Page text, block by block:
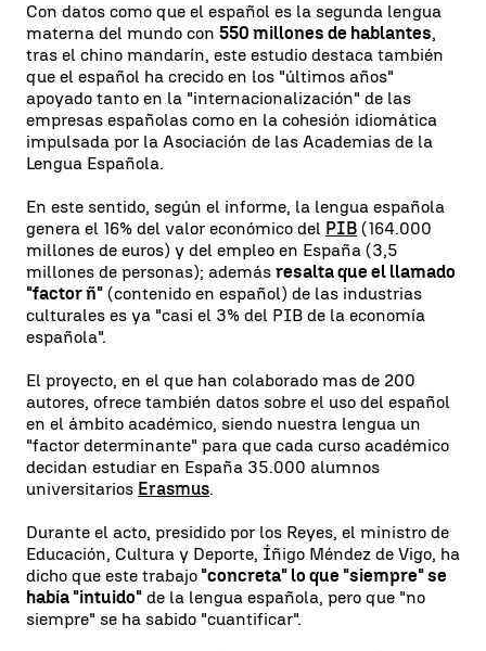
Con datos como que el español es la segunda lengua
materna del mundo con 550 millones de hablantes,
tras el chino mandarín, este estudio destaca también
que el español ha crecido en los "últimos años"
apoyado tanto en la "internacionalización" de las
empresas españolas como en la cohesión idiomática
impulsada por la Asociación de las Academias de la
Lengua Española.
En este sentido, según el informe, la lengua española
genera el 16% del valor económico del PIB (164.000
millones de euros) y del empleo en España (3,5
millones de personas); además resalta que el llamado
"factor ñ" (contenido en español) de las industrias
culturales es ya "casi el 3% del PIB de la economía
española".
El proyecto, en el que han colaborado mas de 200
autores, ofrece también datos sobre el uso del español
en el ámbito académico, siendo nuestra lengua un
"factor determinante" para que cada curso académico
decidan estudiar en España 35.000 alumnos
universitarios Erasmus.
Durante el acto, presidido por los Reyes, el ministro de
Educación, Cultura y Deporte, Íñigo Méndez de Vigo, ha
dicho que este trabajo "concreta" lo que "siempre" se
había "intuido" de la lengua española, pero que "no
siempre" se ha sabido "cuantificar".